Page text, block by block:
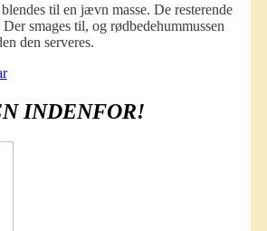
til en jævn masse. De resterende
smages til, og rødbedehummussen
den serveres.
INDENFOR!